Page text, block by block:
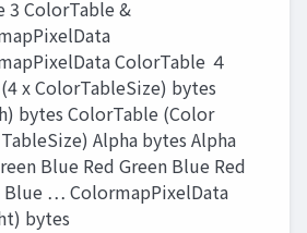
3 ColorTable &
ColorTable ４
x ColorTableSize) bytes
bytes ColorTable (Color
Alpha bytes Alpha
Blue Red Green Blue Red
Blue … ColormapPixelData
bytes